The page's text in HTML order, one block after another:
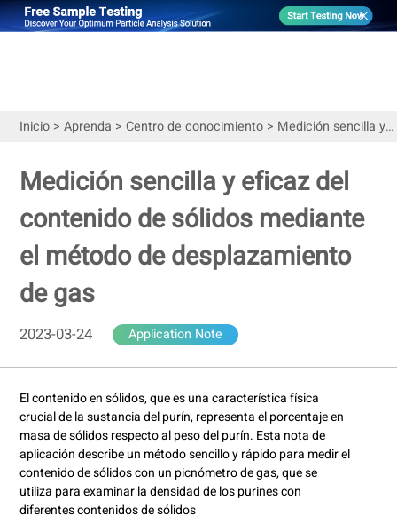
Inicio> Aprenda > Centro de conocimiento> Medición sencilla y eficaz del contenido de sólidos mediante el método de desplazamiento de gas
Medición sencilla y eficaz del
contenido de sólidos mediante
el método de desplazamiento
de gas
2023-03-24 Application Note
El contenido en sólidos, que es una característica física
crucial de la sustancia del purín, representa el porcentaje en
masa de sólidos respecto al peso del purín. Esta nota de
aplicación describe un método sencillo y rápido para medir el
contenido de sólidos con un picnómetro de gas, que se
utiliza para examinar la densidad de los purines con
diferentes contenidos de sólidos